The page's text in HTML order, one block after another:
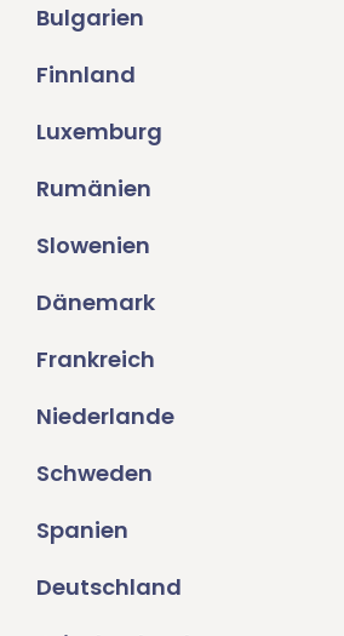
Bulgarien
Finnland
Luxemburg
Rumänien
Slowenien
Dänemark
Frankreich
Niederlande
Schweden
Spanien
Deutschland